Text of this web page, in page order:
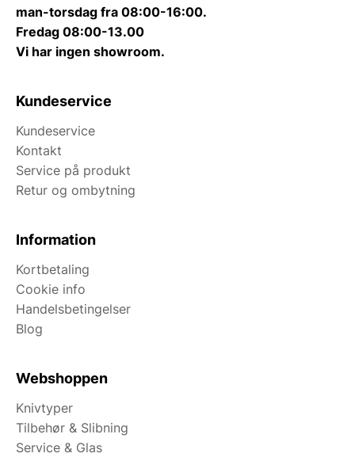
man-torsdag fra 08:00-16:00.
Fredag 08:00-13.00
Vi har ingen showroom.
Kundeservice
Kundeservice
Kontakt
Service på produkt
Retur og ombytning
Information
Kortbetaling
Cookie info
Handelsbetingelser
Blog
Webshoppen
Knivtyper
Tilbehør & Slibning
Service & Glas